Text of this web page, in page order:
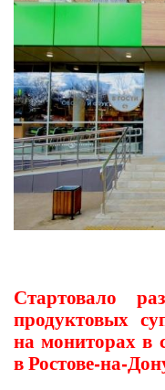
Стартовало
продуктовых
на мониторах в
в Ростове-на-